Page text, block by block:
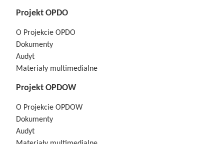
Projekt OPDO
O Projekcie OPDO
Dokumenty
Audyt
Materiały multimedialne
Projekt OPDOW
O Projekcie OPDOW
Dokumenty
Audyt